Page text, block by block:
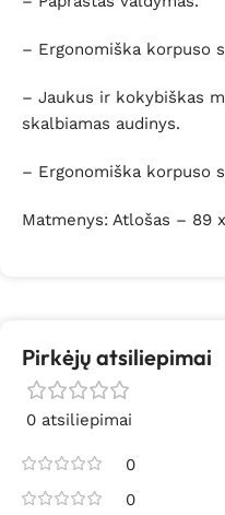
– Ergonomiška korpuso
– Jaukus ir kokybiškas
skalbiamas audinys.
– Ergonomiška korpuso
Matmenys: Atlošas – 89
Pirkėjų atsiliepimai
0 atsiliepimai
0
0